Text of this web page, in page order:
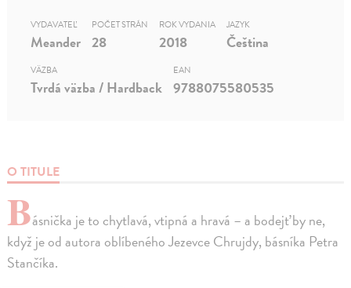
O TITULE
Básnička je to chytlavá, vtipná a hravá – a bodejť by ne,
když je od autora oblíbeného Jezevce Chrujdy, básníka Petra
Stančíka.
VYDAVATEĽ
Meander
POČET STRÁN
28
ROK VYDANIA
2018
JAZYK
Čeština
VÄZBA
Tvrdá väzba / Hardback
EAN
9788075580535